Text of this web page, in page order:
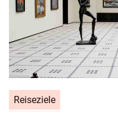
Reiseziele